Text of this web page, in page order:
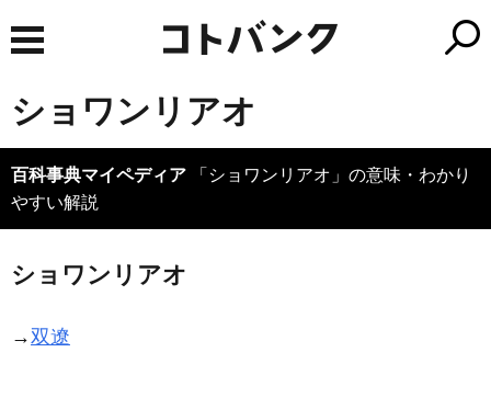
ショワンリアオ
百科事典マイペディア 「ショワンリアオ」の意味・わかり
やすい解説
ショワンリアオ
→双遼